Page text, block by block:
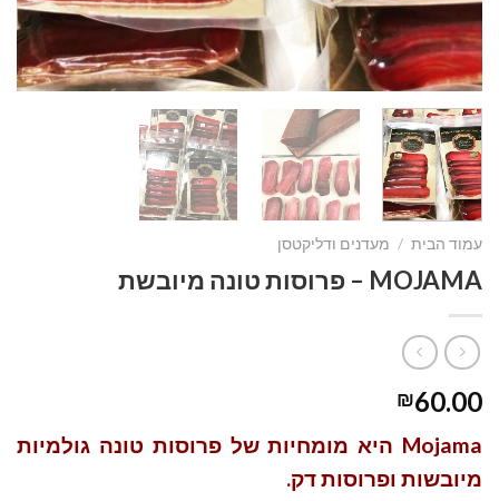
עמוד הבית / מעדנים ודליקטסן
MOJAMA – פרוסות טונה מיובשת
₪60.00
Mojama היא מומחיות של פרוסות טונה גולמיות
מיובשות ופרוסות דק.